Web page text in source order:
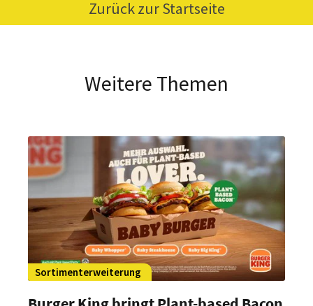
Zurück zur Startseite
Weitere Themen
Sortimenterweiterung